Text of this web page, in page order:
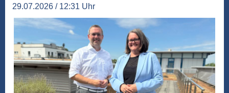
29.07.2026 / 12:31 Uhr